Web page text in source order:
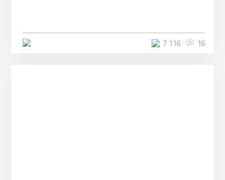
16
7 116